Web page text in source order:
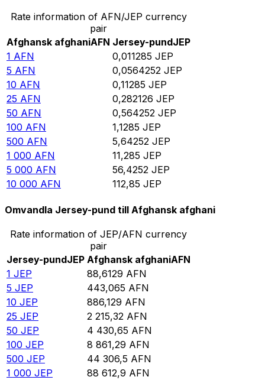
Rate information of AFN/JEP currency
pair
Afghansk afghaniAFN Jersey-pundJEP
1 AFN 0,011285 JEP
5 AFN 0,0564252 JEP
10 AFN 0,11285 JEP
25 AFN 0,282126 JEP
50 AFN 0,564252 JEP
100 AFN 1,1285 JEP
500 AFN 5,64252 JEP
1 000 AFN 11,285 JEP
5 000 AFN 56,4252 JEP
10 000 AFN 112,85 JEP
Omvandla Jersey-pund till Afghansk afghani
Rate information of JEP/AFN currency
pair
Jersey-pundJEP Afghansk afghaniAFN
1 JEP 88,6129 AFN
5 JEP 443,065 AFN
10 JEP 886,129 AFN
25 JEP 2 215,32 AFN
50 JEP 4 430,65 AFN
100 JEP 8 861,29 AFN
500 JEP 44 306,5 AFN
1 000 JEP 88 612,9 AFN